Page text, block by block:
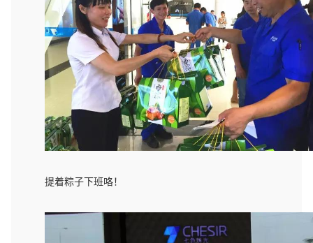
提着粽子下班咯！